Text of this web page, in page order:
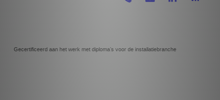
Gecertificeerd aan het werk met diploma’s voor de installatiebranche